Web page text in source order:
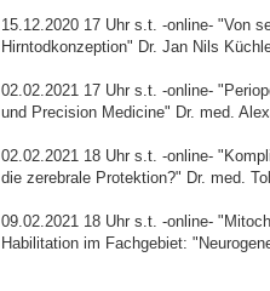
15.12.2020 17 Uhr s.t. -online- "Von
Hirntodkonzeption" Dr. Jan Nils
02.02.2021 17 Uhr s.t. -online-
und Precision Medicine" Dr. med.
02.02.2021 18 Uhr s.t. -online-
die zerebrale Protektion?" Dr. med.
09.02.2021 18 Uhr s.t. -online-
Habilitation im Fachgebiet: